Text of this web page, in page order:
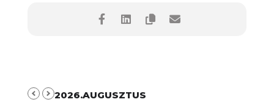
2026.AUGUSZTUS